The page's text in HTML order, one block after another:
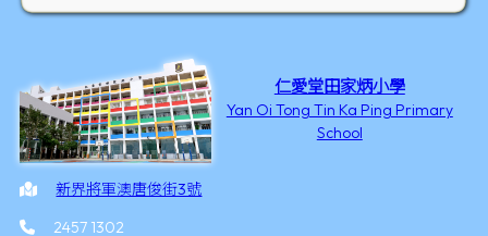
仁愛堂田家炳小學
Yan Oi Tong Tin Ka Ping Primary
School
新界將軍澳唐俊街3號
2457 1302